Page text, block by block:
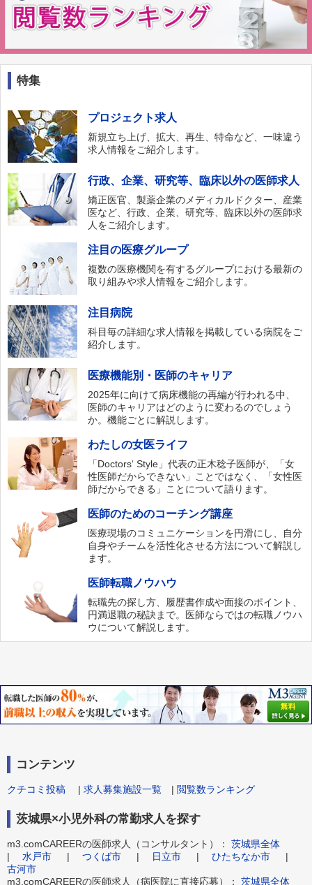
特集
プロジェクト求人
新規立ち上げ、拡大、再生、特命など、一味違う
求人情報をご紹介します。
行政、企業、研究等、臨床以外の医師求人
矯正医官、製薬企業のメディカルドクター、産業
医など、行政、企業、研究等、臨床以外の医師求
人をご紹介します。
注目の医療グループ
複数の医療機関を有するグループにおける最新の
取り組みや求人情報をご紹介します。
注目病院
科目毎の詳細な求人情報を掲載している病院をご
紹介します。
医療機能別・医師のキャリア
2025年に向けて病床機能の再編が行われる中、
医師のキャリアはどのように変わるのでしょう
か。機能ごとに解説します。
わたしの女医ライフ
「Doctors‘ Style」代表の正木稔子医師が、「女
性医師だからできない」ことではなく、「女性医
師だからできる」ことについて語ります。
医師のためのコーチング講座
医療現場のコミュニケーションを円滑にし、自分
自身やチームを活性化させる方法について解説し
ます。
医師転職ノウハウ
転職先の探し方、履歴書作成や面接のポイント、
円満退職の秘訣まで。医師ならではの転職ノウハ
ウについて解説します。
コンテンツ
クチコミ投稿 | 求人募集施設一覧 | 閲覧数ランキング
茨城県×小児外科の常勤求人を探す
m3.comCAREERの医師求人（コンサルタント）： 茨城県全体
| 水戸市 | つくば市 | 日立市 | ひたちなか市 |
古河市
m3.comCAREERの医師求人（病医院に直接応募）： 茨城県全体